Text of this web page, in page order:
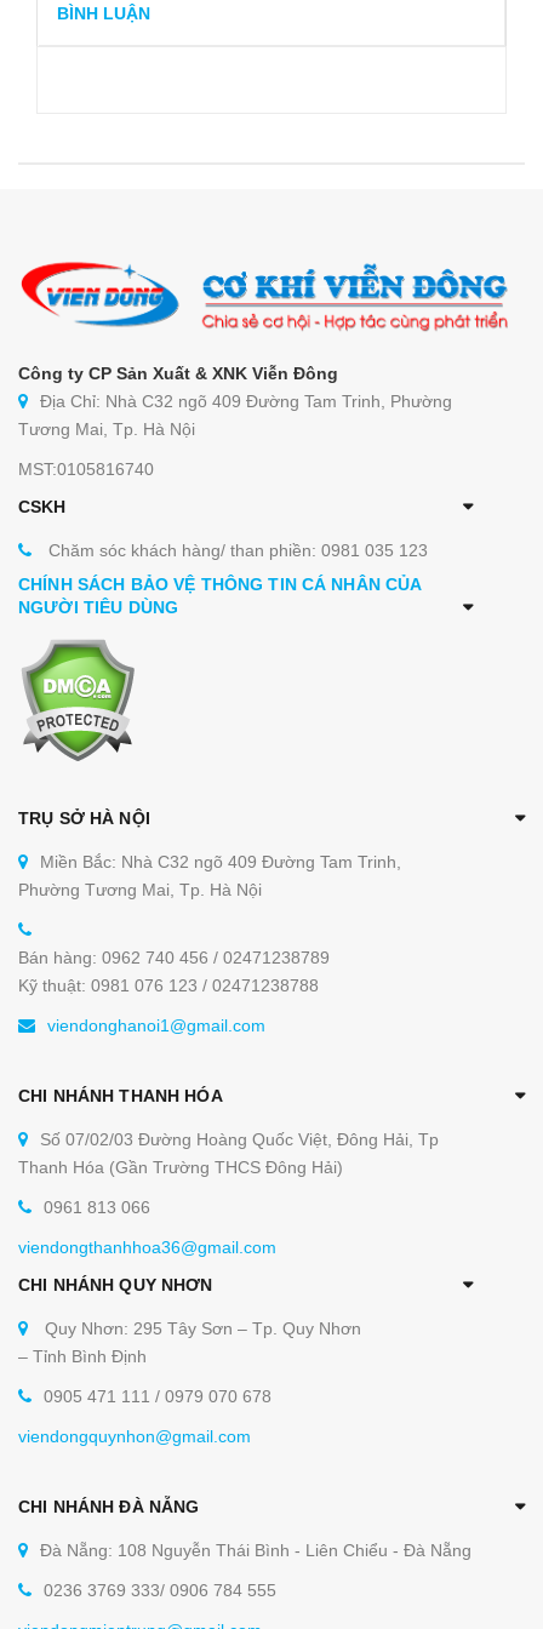
BÌNH LUẬN
Công ty CP Sản Xuất & XNK Viễn Đông
Địa Chỉ: Nhà C32 ngõ 409 Đường Tam Trinh, Phường
Tương Mai, Tp. Hà Nội
MST:0105816740
CSKH
Chăm sóc khách hàng/ than phiền: 0981 035 123
CHÍNH SÁCH BẢO VỆ THÔNG TIN CÁ NHÂN CỦA
NGƯỜI TIÊU DÙNG
TRỤ SỞ HÀ NỘI
Miền Bắc: Nhà C32 ngõ 409 Đường Tam Trinh,
Phường Tương Mai, Tp. Hà Nội
Bán hàng: 0962 740 456 / 02471238789
Kỹ thuật: 0981 076 123 / 02471238788
viendonghanoi1@gmail.com
CHI NHÁNH THANH HÓA
Số 07/02/03 Đường Hoàng Quốc Việt, Đông Hải, Tp
Thanh Hóa (Gần Trường THCS Đông Hải)
0961 813 066
viendongthanhhoa36@gmail.com
CHI NHÁNH QUY NHƠN
Quy Nhơn: 295 Tây Sơn – Tp. Quy Nhơn
– Tỉnh Bình Định
0905 471 111 / 0979 070 678
viendongquynhon@gmail.com
CHI NHÁNH ĐÀ NẴNG
Đà Nẵng: 108 Nguyễn Thái Bình - Liên Chiểu - Đà Nẵng
0236 3769 333/ 0906 784 555